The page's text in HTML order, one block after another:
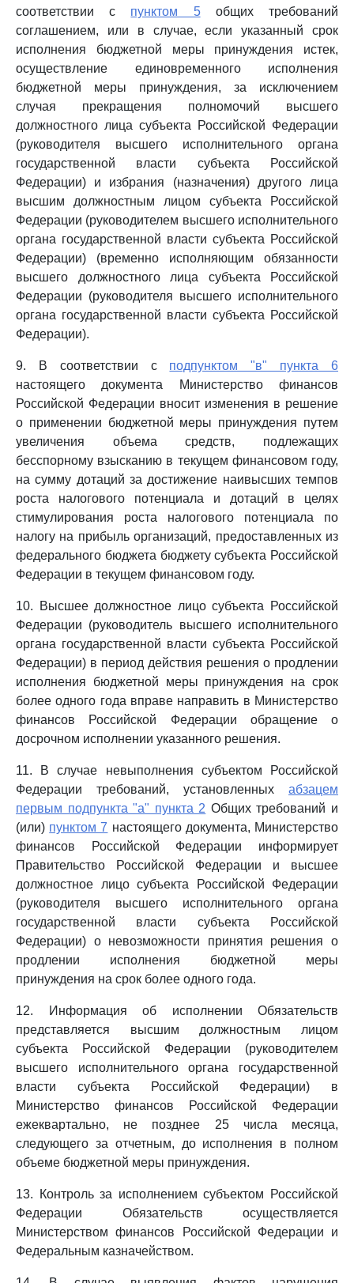
соответствии с пунктом 5общих требований
соглашением, или в случае, если указанный срок
исполнения бюджетной меры принуждения истек,
осуществление единовременного исполнения
бюджетной меры принуждения, за исключением
случая прекращения полномочий высшего
должностного лица субъекта Российской Федерации
(руководителя высшего исполнительного органа
государственной власти субъекта Российской
Федерации) и избрания (назначения) другого лица
высшим должностным лицом субъекта Российской
Федерации (руководителем высшего исполнительного
органа государственной власти субъекта Российской
Федерации) (временно исполняющим обязанности
высшего должностного лица субъекта Российской
Федерации (руководителя высшего исполнительного
органа государственной власти субъекта Российской
Федерации).
9. В соответствии с подпунктом "в" пункта 6
настоящего документа Министерство финансов
Российской Федерации вносит изменения в решение
о применении бюджетной меры принуждения путем
увеличения объема средств, подлежащих
бесспорному взысканию в текущем финансовом году,
на сумму дотаций за достижение наивысших темпов
роста налогового потенциала и дотаций в целях
стимулирования роста налогового потенциала по
налогу на прибыль организаций, предоставленных из
федерального бюджета бюджету субъекта Российской
Федерации в текущем финансовом году.
10. Высшее должностное лицо субъекта Российской
Федерации (руководитель высшего исполнительного
органа государственной власти субъекта Российской
Федерации) в период действия решения о продлении
исполнения бюджетной меры принуждения на срок
более одного года вправе направить в Министерство
финансов Российской Федерации обращение о
досрочном исполнении указанного решения.
11. В случае невыполнения субъектом Российской
Федерации требований, установленных абзацем
первым подпункта "а" пункта 2 Общих требований и
(или) пунктом 7 настоящего документа, Министерство
финансов Российской Федерации информирует
Правительство Российской Федерации и высшее
должностное лицо субъекта Российской Федерации
(руководителя высшего исполнительного органа
государственной власти субъекта Российской
Федерации) о невозможности принятия решения о
продлении исполнения бюджетной меры
принуждения на срок более одного года.
12. Информация об исполнении Обязательств
представляется высшим должностным лицом
субъекта Российской Федерации (руководителем
высшего исполнительного органа государственной
власти субъекта Российской Федерации) в
Министерство финансов Российской Федерации
ежеквартально, не позднее 25 числа месяца,
следующего за отчетным, до исполнения в полном
объеме бюджетной меры принуждения.
13. Контроль за исполнением субъектом Российской
Федерации Обязательств осуществляется
Министерством финансов Российской Федерации и
Федеральным казначейством.